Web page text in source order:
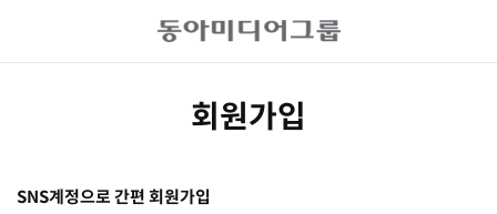
회원가입
SNS계정으로 간편 회원가입